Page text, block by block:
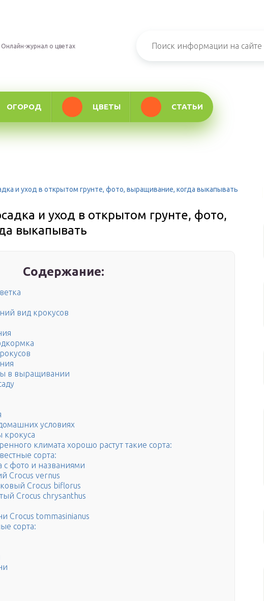
Онлайн-журнал о цветах
ОГОРОД ЦВЕТЫ СТАТЬИ
и уход в открытом грунте, фото, выращивание, когда выкапывать
и уход в открытом грунте, фото,
выкапывать
Содержание:
вид крокусов
в выращивании
условиях
крокуса
климата хорошо растут такие сорта:
сорта:
с фото и названиями
Crocus vernus
Crocus biflorus
Crocus chrysanthus
Crocus tommasinianus
сорта: